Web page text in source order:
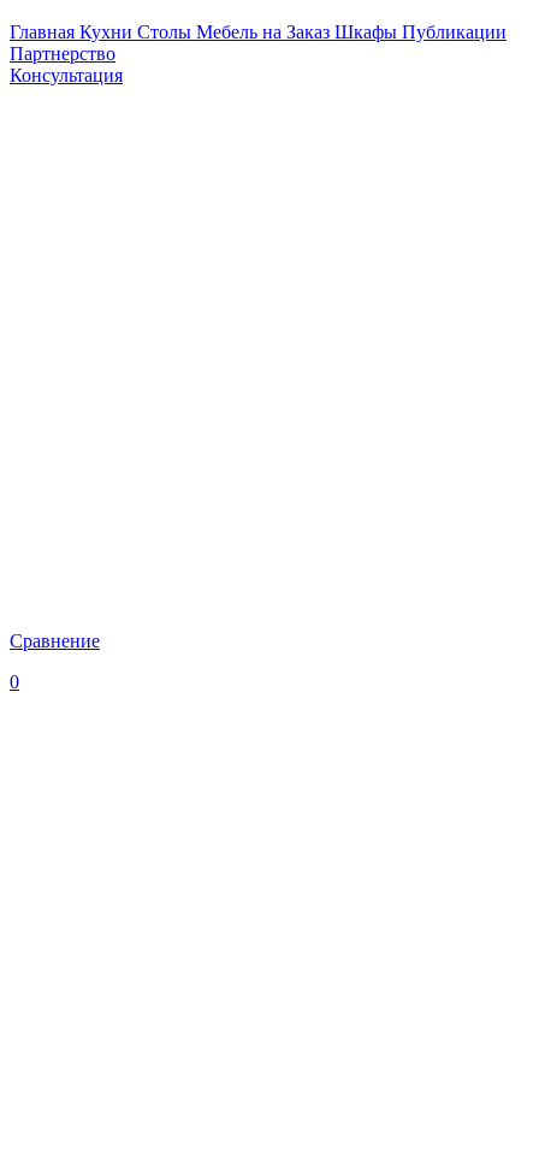
Главная Кухни Столы Мебель на Заказ Шкафы Публикации
Партнерство
Консультация
Сравнение
0